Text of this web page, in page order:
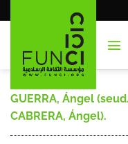
al
GUERRA, Ángel
CABRERA, Ángel).